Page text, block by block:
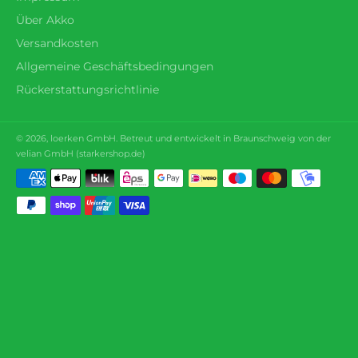
Über Akko
Versandkosten
Allgemeine Geschäftsbedingungen
Rückerstattungsrichtlinie
© 2026, loerken GmbH. Betreut und entwickelt in Braunschweig von der
velian GmbH (starkershop.de)
Zahlungsmethoden